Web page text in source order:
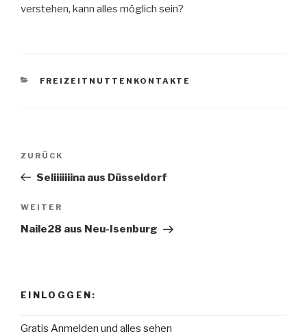
verstehen, kann alles möglich sein?
KATEGORIEN
FREIZEITNUTTENKONTAKTE
Beitragsnavigation
Vorheriger
Beitrag
ZURÜCK
Seliiiiiiina aus Düsseldorf
Nächster
Beitrag
WEITER
Naile28 aus Neu-Isenburg
EINLOGGEN:
Gratis Anmelden und alles sehen